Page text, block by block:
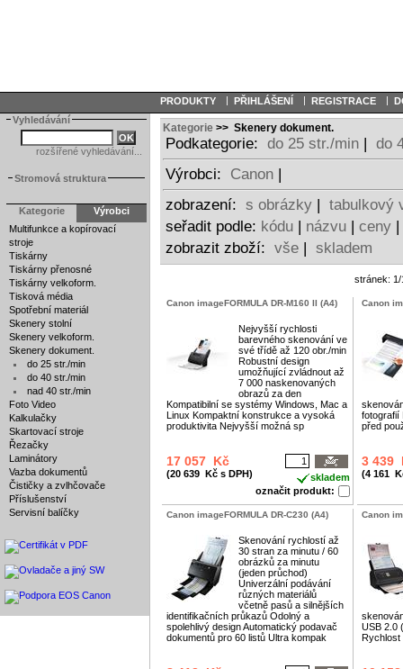
PRODUKTY PŘIHLÁŠENÍ REGISTRACE
Vyhledávání
rozšířené vyhledávání...
Stromová struktura
Kategorie
Výrobci
Multifunkce a kopírovací
stroje
Tiskárny
Tiskárny přenosné
Tiskárny velkoform.
Tisková média
Spotřební materiál
Skenery stolní
Skenery velkoform.
Skenery dokument.
do 25 str./min
do 40 str./min
nad 40 str./min
Foto Video
Kalkulačky
Skartovací stroje
Řezačky
Laminátory
Vazba dokumentů
Čističky a zvlhčovače
Příslušenství
Servisní balíčky
Kategorie >> Skenery dokument.
Podkategorie: do 25 str./min | do
Výrobci: Canon |
zobrazení: s obrázky | tabulkový
seřadit podle: kódu | názvu | ceny |
zobrazit zboží: vše | skladem
stránek:
Canon imageFORMULA DR-M160 II (A4)
Nejvyšší rychlosti
barevného skenování ve
své třídě až 120 obr./min
Robustní design
umožňující zvládnout až
7 000 naskenovaných
obrazů za den
Kompatibilní se systémy Windows, Mac a
Linux Kompaktní konstrukce a vysoká
produktivita Nejvyšší možná sp
skladem
označit produkt:
17 057 Kč
(20 639 Kč s DPH)
Canon
fotografií
před
3 439
(4 161
Canon imageFORMULA DR-C230 (A4)
Skenování rychlostí až
30 stran za minutu / 60
obrázků za minutu
(jeden průchod)
Univerzální podávání
různých materiálů
včetně pasů a silnějších
identifikačních průkazů Odolný a
spolehlivý design Automatický podavač
dokumentů pro 60 listů Ultra kompak
Canon
USB 2.0
Rychlost